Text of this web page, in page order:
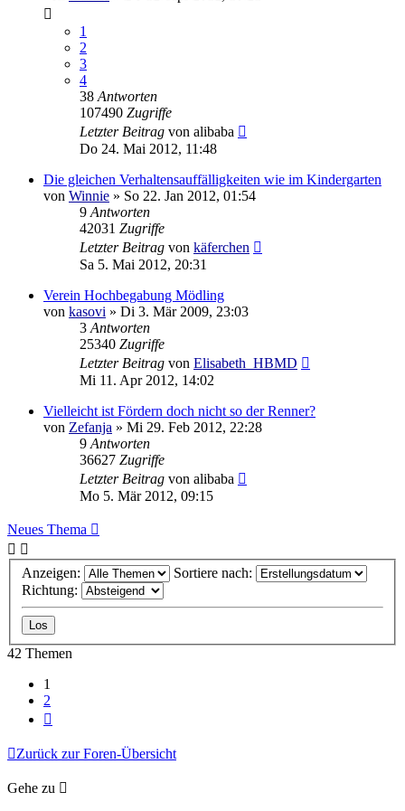
1
2
3
4
38 Antworten
107490 Zugriffe
Letzter Beitrag von alibaba
Do 24. Mai 2012, 11:48
Die gleichen Verhaltensauffälligkeiten wie im Kindergarten
von Winnie » So 22. Jan 2012, 01:54
9 Antworten
42031 Zugriffe
Letzter Beitrag von käferchen
Sa 5. Mai 2012, 20:31
Verein Hochbegabung Mödling
von kasovi » Di 3. Mär 2009, 23:03
3 Antworten
25340 Zugriffe
Letzter Beitrag von Elisabeth_HBMD
Mi 11. Apr 2012, 14:02
Vielleicht ist Fördern doch nicht so der Renner?
von Zefanja » Mi 29. Feb 2012, 22:28
9 Antworten
36627 Zugriffe
Letzter Beitrag von alibaba
Mo 5. Mär 2012, 09:15
Neues Thema
Anzeigen:
Sortiere nach:
Richtung:
42 Themen
1
2
Zurück zur Foren-Übersicht
Gehe zu